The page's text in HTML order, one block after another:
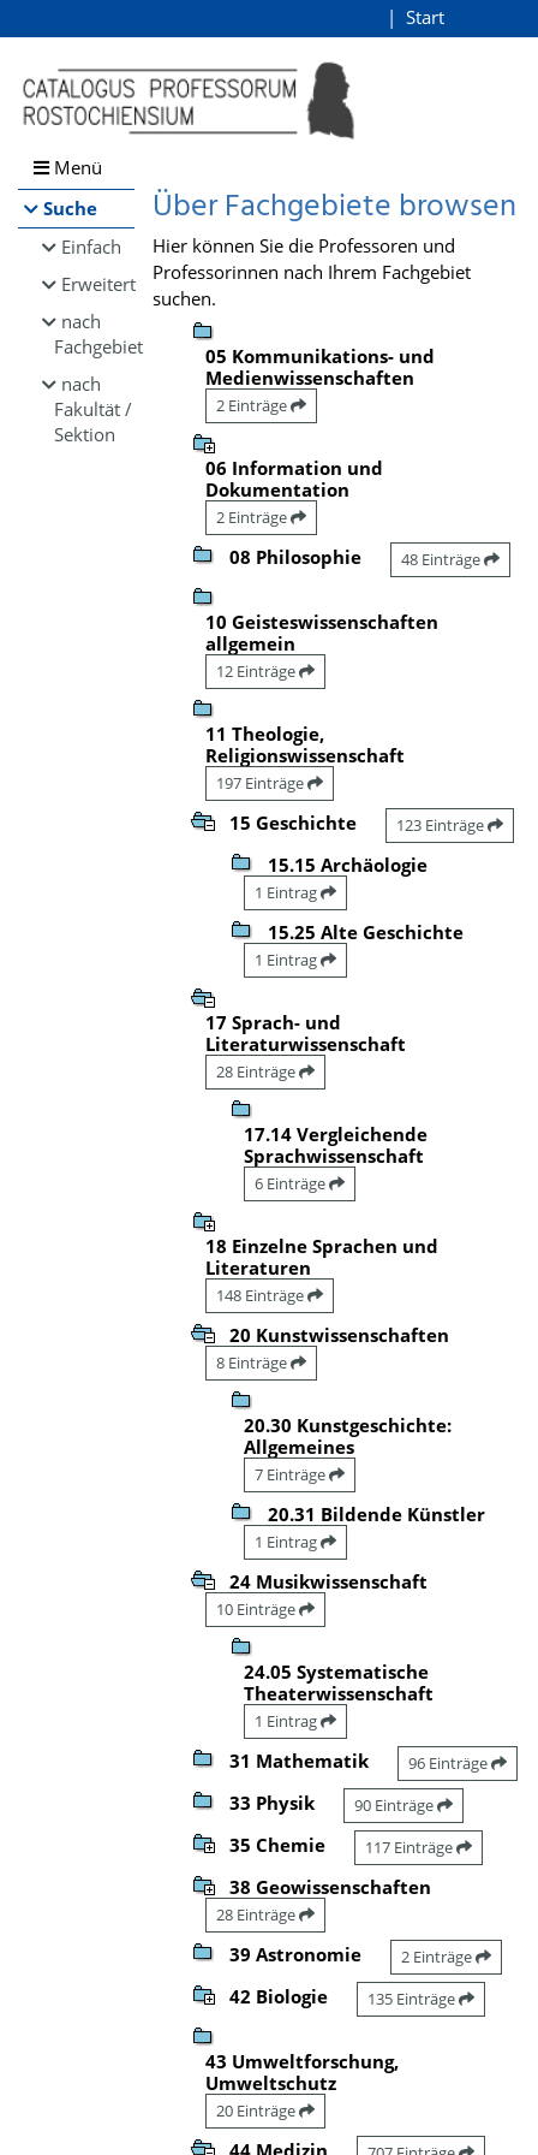
Browsen
direkt zum Inhalt
Start
Menü
Suche
Einfach
Erweitert
nach
Fachgebiet
nach
Fakultät /
Sektion
Über Fachgebiete browsen
Hier können Sie die Professoren und
Professorinnen nach Ihrem Fachgebiet
suchen.
05 Kommunikations- und
Medienwissenschaften
2 Einträge
06 Information und
Dokumentation
2 Einträge
08 Philosophie 48 Einträge
10 Geisteswissenschaften
allgemein
12 Einträge
11 Theologie,
Religionswissenschaft
197 Einträge
15 Geschichte 123 Einträge
15.15 Archäologie
1 Eintrag
15.25 Alte Geschichte
1 Eintrag
17 Sprach- und
Literaturwissenschaft
28 Einträge
17.14 Vergleichende
Sprachwissenschaft
6 Einträge
18 Einzelne Sprachen und
Literaturen
148 Einträge
20 Kunstwissenschaften
8 Einträge
20.30 Kunstgeschichte:
Allgemeines
7 Einträge
20.31 Bildende Künstler
1 Eintrag
24 Musikwissenschaft
10 Einträge
24.05 Systematische
Theaterwissenschaft
1 Eintrag
31 Mathematik 96 Einträge
33 Physik 90 Einträge
35 Chemie 117 Einträge
38 Geowissenschaften
28 Einträge
39 Astronomie 2 Einträge
42 Biologie 135 Einträge
43 Umweltforschung,
Umweltschutz
20 Einträge
44 Medizin